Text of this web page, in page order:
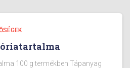
100 g termékben Tápanyag